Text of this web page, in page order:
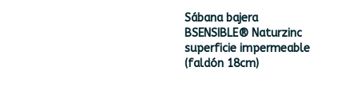
Sábana bajera
BSENSIBLE® Naturzinc
superficie impermeable
(faldón 18cm)